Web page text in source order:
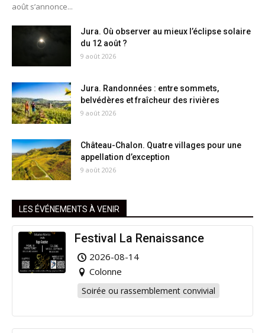
août s’annonce...
Jura. Où observer au mieux l’éclipse solaire
du 12 août ?
9 août 2026
Jura. Randonnées : entre sommets,
belvédères et fraîcheur des rivières
9 août 2026
Château-Chalon. Quatre villages pour une
appellation d’exception
9 août 2026
LES ÉVÉNEMENTS À VENIR
Festival La Renaissance
2026-08-14
Colonne
Soirée ou rassemblement convivial